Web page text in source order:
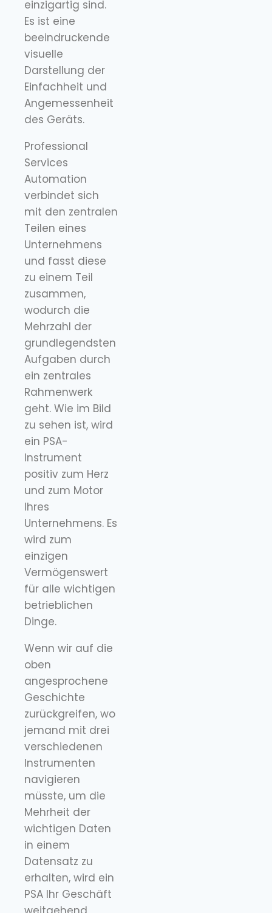
einzigartig sind.
Es ist eine
beeindruckende
visuelle
Darstellung der
Einfachheit und
Angemessenheit
des Geräts.
Professional
Services
Automation
verbindet sich
mit den zentralen
Teilen eines
Unternehmens
und fasst diese
zu einem Teil
zusammen,
wodurch die
Mehrzahl der
grundlegendsten
Aufgaben durch
ein zentrales
Rahmenwerk
geht. Wie im Bild
zu sehen ist, wird
ein PSA-
Instrument
positiv zum Herz
und zum Motor
Ihres
Unternehmens. Es
wird zum
einzigen
Vermögenswert
für alle wichtigen
betrieblichen
Dinge.
Wenn wir auf die
oben
angesprochene
Geschichte
zurückgreifen, wo
jemand mit drei
verschiedenen
Instrumenten
navigieren
müsste, um die
Mehrheit der
wichtigen Daten
in einem
Datensatz zu
erhalten, wird ein
PSA Ihr Geschäft